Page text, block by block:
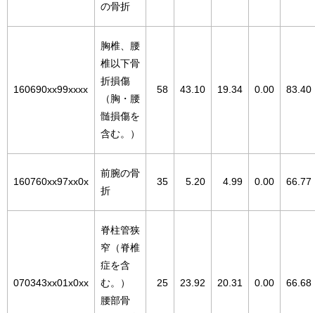
の骨折
160690xx99xxxx
胸椎、腰
椎以下骨
折損傷
（胸・腰
髄損傷を
含む。）
58 43.10 19.34 0.00 83.40
160760xx97xx0x
前腕の骨
折
35 5.20 4.99 0.00 66.77
070343xx01x0xx
脊柱管狭
窄（脊椎
症を含
む。）
腰部骨
25 23.92 20.31 0.00 66.68